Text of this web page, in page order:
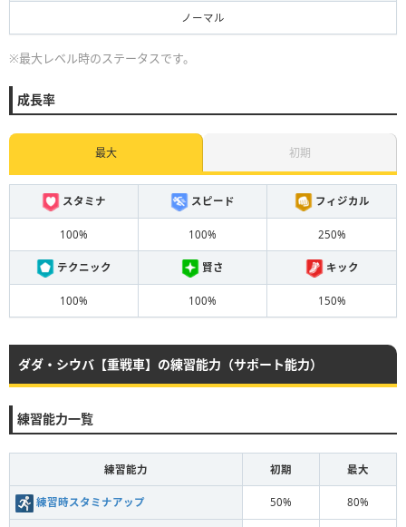
ノーマル
※最大レベル時のステータスです。
成長率
最大 初期
スタミナ スピード フィジカル
100% 100% 250%
テクニック 賢さ キック
100% 100% 150%
ダダ・シウバ【重戦車】の練習能力（サポート能力）
練習能力一覧
練習能力 初期 最大
練習時スタミナアップ 50% 80%